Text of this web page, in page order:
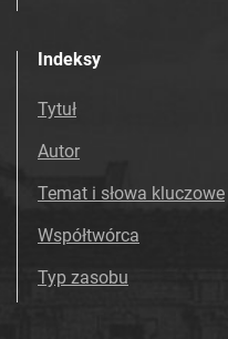
Indeksy
Tytuł
Autor
Temat i słowa kluczowe
Współtwórca
Typ zasobu